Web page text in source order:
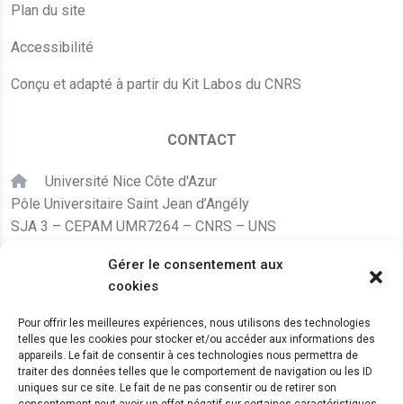
Gérer le consentement aux
cookies
Pour offrir les meilleures expériences, nous utilisons des technologies
telles que les cookies pour stocker et/ou accéder aux informations des
appareils. Le fait de consentir à ces technologies nous permettra de
traiter des données telles que le comportement de navigation ou les ID
uniques sur ce site. Le fait de ne pas consentir ou de retirer son
Plan du site
Accessibilité
Conçu et adapté à partir du Kit Labos du CNRS
CONTACT
Université Nice Côte d'Azur
Pôle Universitaire Saint Jean d’Angély
SJA 3 – CEPAM UMR7264 – CNRS – UNS
+33 (0)4 89 15 24 08
LE CEPAM EST HÉBERGÉ PAR